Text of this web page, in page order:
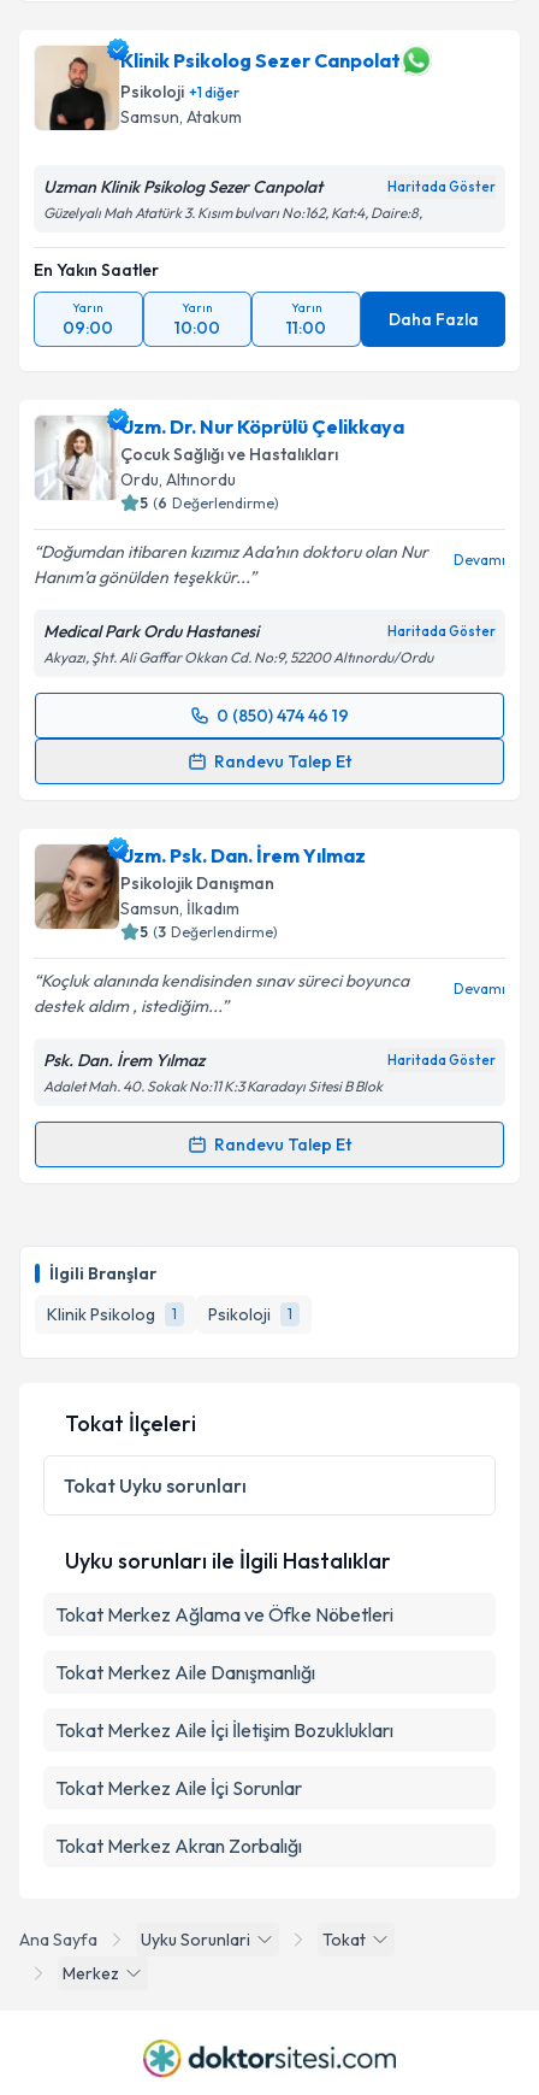
İlgili Branşlar
Klinik Psikolog
1 Psikoloji 1
Klinik Psikolog Sezer Canpolat
Psikoloji +1diğer
Samsun, Atakum
Uzman Klinik Psikolog Sezer Canpolat Haritada Göster
Güzelyalı Mah Atatürk 3. Kısım bulvarı No:162, Kat:4, Daire:8,
En Yakın Saatler
Yarın
09:00
Yarın
10:00
Yarın
11:00 Daha Fazla
Uzm. Dr. Nur Köprülü Çelikkaya
Çocuk Sağlığı ve Hastalıkları
Ordu, Altınordu
5 (6 Değerlendirme)
Doğumdan itibaren kızımız Ada’nın doktoru olan Nur
Hanım’a gönülden teşekkür...
Devamı
Medical Park Ordu Hastanesi Haritada Göster
Akyazı, Şht. Ali Gaffar Okkan Cd. No:9, 52200 Altınordu/Ordu
0 (850) 474 46 19
Randevu Talep Et
Randevu Takvimi Talebi
almanız için bir takvim hazırlandığında e-posta ile
bilgilendireceğiz.
E-posta Adresiniz
Kişisel verilerimin işlenmesine ilişkin
Metni 'ni okudum ve kişisel verilerimin belirtilen
kapsamda işlenmesini kabul ediyorum.
Takvim Talebini Gönder
Uzm. Psk. Dan. İrem Yılmaz
Psikolojik Danışman
Samsun, İlkadım
5 (3 Değerlendirme)
Koçluk alanında kendisinden sınav süreci boyunca
destek aldım , istediğim...
Devamı
Psk. Dan. İrem Yılmaz Haritada Göster
Adalet Mah. 40. Sokak No:11 K:3 Karadayı Sitesi B Blok
Randevu Talep Et
Randevu Takvimi Talebi
için bir takvim hazırlandığında e-posta ile
bilgilendireceğiz.
E-posta Adresiniz
Kişisel verilerimin işlenmesine ilişkin
Metni'ni okudum ve kişisel verilerimin belirtilen
Takvim Talebini Gönder
Ana Sayfa Uyku Sorunlari
Tokat
Merkez
Tokat İlçeleri
Tokat Uyku sorunları
Uyku sorunları ile İlgili Hastalıklar
Tokat Merkez Ağlama ve Öfke Nöbetleri
Tokat Merkez Aile Danışmanlığı
Tokat Merkez Aile İçi İletişim Bozuklukları
Tokat Merkez Aile İçi Sorunlar
Tokat Merkez Akran Zorbalığı